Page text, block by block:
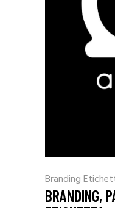
Branding
BRANDING,